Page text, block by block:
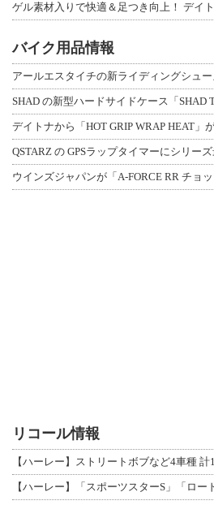
バイク用品情報
SHAD の新型ハードサイドケース「SHAD
デイトナから「HOT GRIP WRAP HEAT」
QSTARZ の GPSラップタイマーにシリー
ウインズジャパンが「A-FORCE RR チョ
リコール情報
【ハーレー】ストリートボブなど4車種